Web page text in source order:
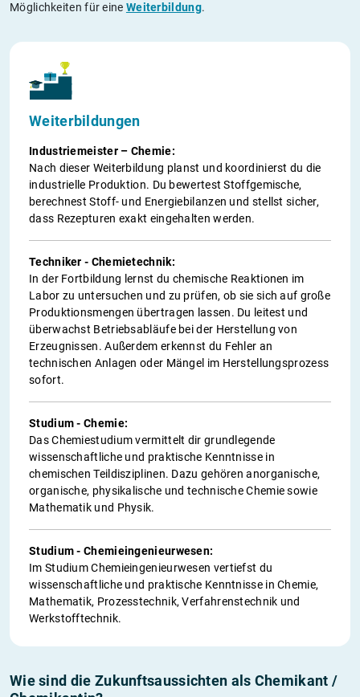
Möglichkeiten für eine Weiterbildung.
Weiterbildungen
Industriemeister – Chemie:
Nach dieser Weiterbildung planst und koordinierst du die
industrielle Produktion. Du bewertest Stoffgemische,
berechnest Stoff- und Energiebilanzen und stellst sicher,
dass Rezepturen exakt eingehalten werden.
Techniker - Chemietechnik:
In der Fortbildung lernst du chemische Reaktionen im
Labor zu untersuchen und zu prüfen, ob sie sich auf große
Produktionsmengen übertragen lassen. Du leitest und
überwachst Betriebsabläufe bei der Herstellung von
Erzeugnissen. Außerdem erkennst du Fehler an
technischen Anlagen oder Mängel im Herstellungsprozess
sofort.
Studium - Chemie:
Das Chemiestudium vermittelt dir grundlegende
wissenschaftliche und praktische Kenntnisse in
chemischen Teildisziplinen. Dazu gehören anorganische,
organische, physikalische und technische Chemie sowie
Mathematik und Physik.
Studium - Chemieingenieurwesen:
Im Studium Chemieingenieurwesen vertiefst du
wissenschaftliche und praktische Kenntnisse in Chemie,
Mathematik, Prozesstechnik, Verfahrenstechnik und
Werkstofftechnik.
Wie sind die Zukunftsaussichten als Chemikant /